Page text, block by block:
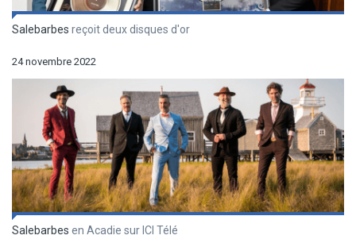
Salebarbes reçoit deux disques d'or
24 novembre 2022
Salebarbes en Acadie sur ICI Télé